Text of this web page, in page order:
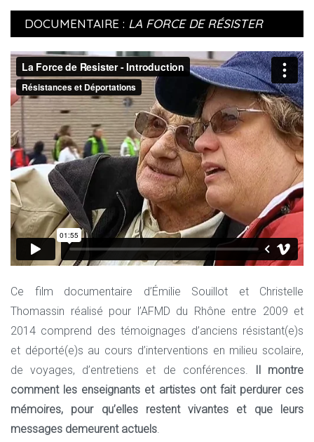
DOCUMENTAIRE : LA FORCE DE RÉSISTER
Ce film documentaire d’Émilie Souillot et Christelle
Thomassin réalisé pour l’AFMD du Rhône entre 2009 et
2014 comprend des témoignages d’anciens résistant(e)s
et déporté(e)s au cours d’interventions en milieu scolaire,
de voyages, d’entretiens et de conférences.
Il montre
comment les enseignants et artistes ont fait perdurer ces
mémoires, pour qu’elles restent vivantes et que leurs
messages demeurent actuels